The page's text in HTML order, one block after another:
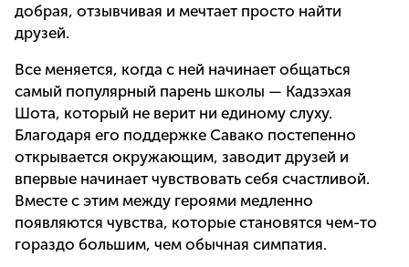
добрая, отзывчивая и мечтает просто найти
друзей.
Все меняется, когда с ней начинает общаться
самый популярный парень школы — Кадзэхая
Шота, который не верит ни единому слуху.
Благодаря его поддержке Савако постепенно
открывается окружающим, заводит друзей и
впервые начинает чувствовать себя счастливой.
Вместе с этим между героями медленно
появляются чувства, которые становятся чем-то
гораздо большим, чем обычная симпатия.